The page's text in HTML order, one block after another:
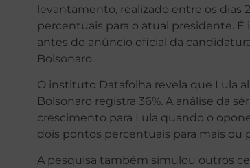
levantamento, realizado entre os dias
percentuais para o atual presidente.
antes do anúncio oficial da
Bolsonaro.
O instituto Datafolha revela que Lula
Bolsonaro registra 36%. A análise da
crescimento para Lula quando o
dois pontos percentuais para mais ou
A pesquisa também simulou outros